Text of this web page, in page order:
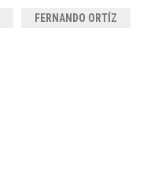
FERNANDO ORTÍZ